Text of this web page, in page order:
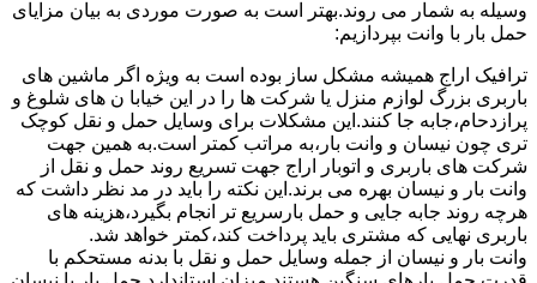
وسیله به شمار می روند.بهتر است به صورت موردی به بیان مزایای
حمل بار با وانت بپردازیم:
ترافیک اراج همیشه مشکل ساز بوده است به ویژه اگر ماشین های
باربری بزرگ لوازم منزل یا شرکت ها را در این خیابا ن های شلوغ و
پرازدحام،جابه جا کنند.این مشکلات برای وسایل حمل و نقل کوچک
تری چون نیسان و وانت بار،به مراتب کمتر است.به همین جهت
شرکت های باربری و اتوبار اراج جهت تسریع روند حمل و نقل از
وانت بار و نیسان بهره می برند.این نکته را باید در مد نظر داشت که
هرچه روند جابه جایی و حمل بارسریع تر انجام بگیرد،هزینه های
باربری نهایی که مشتری باید پرداخت کند،کمتر خواهد شد.
وانت بار و نیسان از جمله وسایل حمل و نقل با بدنه مستحکم با